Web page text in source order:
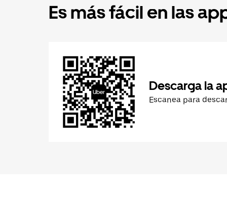
Es más fácil en las
Descarga la
Escanea para